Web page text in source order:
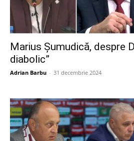
Marius Șumudică, despre
diabolic”
Adrian Barbu - 31 decembrie 2024